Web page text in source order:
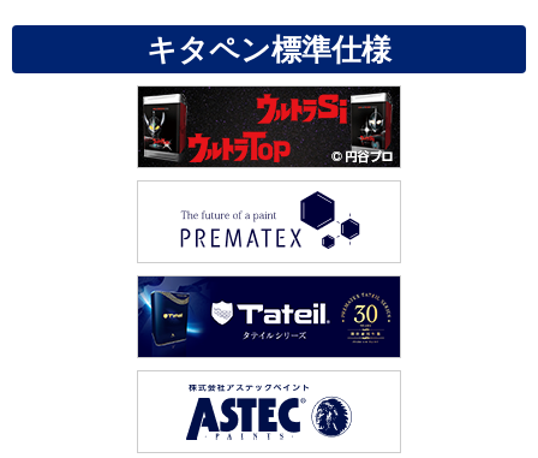
キタペン標準仕様